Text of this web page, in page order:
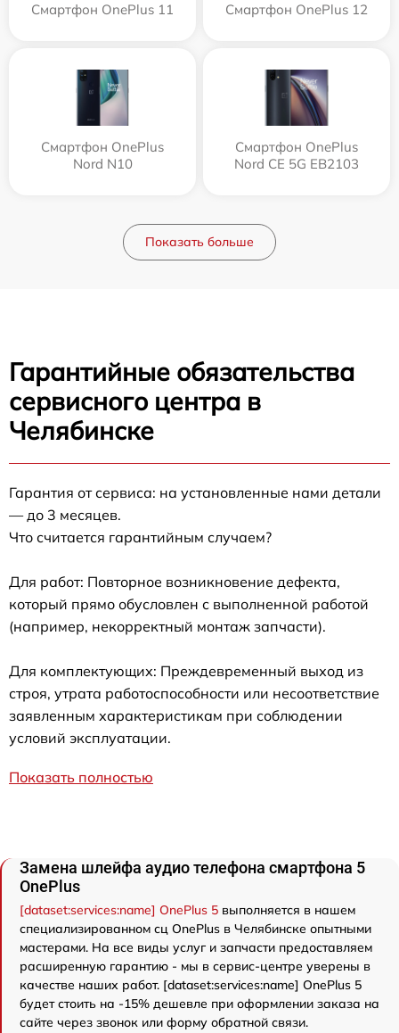
Смартфон OnePlus 11 Смартфон OnePlus 12
Смартфон OnePlus
Nord N10
Смартфон OnePlus
Nord CE 5G EB2103
Показать больше
Гарантийные обязательства
сервисного центра в
Челябинске
Гарантия от сервиса: на установленные нами детали
— до 3 месяцев.
Что считается гарантийным случаем?
Для работ: Повторное возникновение дефекта,
который прямо обусловлен с выполненной работой
(например, некорректный монтаж запчасти).
Для комплектующих: Преждевременный выход из
строя, утрата работоспособности или несоответствие
заявленным характеристикам при соблюдении
условий эксплуатации.
Показать полностью
Замена шлейфа аудио телефона смартфона 5
OnePlus
[dataset:services:name] OnePlus 5 выполняется в нашем
специализированном сц OnePlus в Челябинске опытными
мастерами. На все виды услуг и запчасти предоставляем
расширенную гарантию - мы в сервис-центре уверены в
качестве наших работ. [dataset:services:name] OnePlus 5
будет стоить на -15% дешевле при оформлении заказа на
сайте через звонок или форму обратной связи.